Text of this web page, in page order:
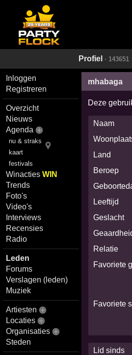
Profiel · 143651
Inloggen
Registreren
Overzicht
Nieuws
Agenda
nu & straks
kaart
festivals
WinactiesWIN
Trends
Foto's
Video's
Interviews
Recensies
Radio
Leden
Forums
Verslagen (leden)
Muziek
Artiesten
Locaties
Organisaties
Steden
mhabaga
Deze
Naam
Land
Beroep
Leeftijd
Geslacht
Relatie
Favoriete
Favoriete
Lid sinds